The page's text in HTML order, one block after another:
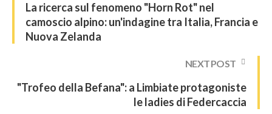
La ricerca sul fenomeno "Horn Rot" nel
camoscio alpino: un'indagine tra Italia, Francia e
Nuova Zelanda
NEXT POST
"Trofeo della Befana": a Limbiate protagoniste
le ladies di Federcaccia